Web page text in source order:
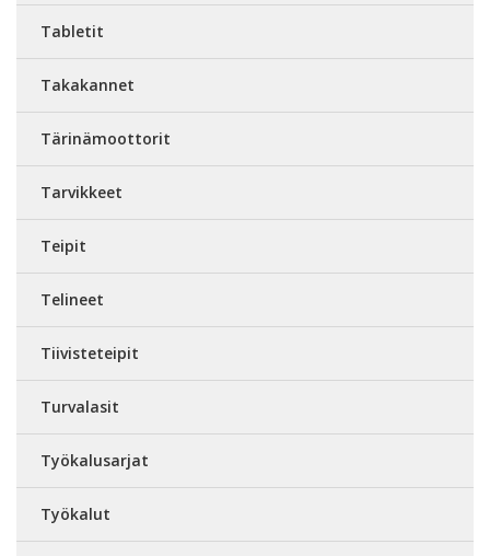
Tabletit
Takakannet
Tärinämoottorit
Tarvikkeet
Teipit
Telineet
Tiivisteteipit
Turvalasit
Työkalusarjat
Työkalut